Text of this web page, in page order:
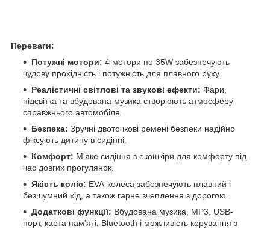
Переваги:
Потужні мотори: 4 мотори по 35W забезпечують
чудову прохідність і потужність для плавного руху.
Реалістичні світлові та звукові ефекти: Фари,
підсвітка та вбудована музика створюють атмосферу
справжнього автомобіля.
Безпека: Зручні двоточкові ремені безпеки надійно
фіксують дитину в сидінні.
Комфорт: М'яке сидіння з екошкіри для комфорту під
час довгих прогулянок.
Якість коліс: EVA-колеса забезпечують плавний і
безшумний хід, а також гарне зчеплення з дорогою.
Додаткові функції: Вбудована музика, MP3, USB-
порт, карта пам'яті, Bluetooth і можливість керування з